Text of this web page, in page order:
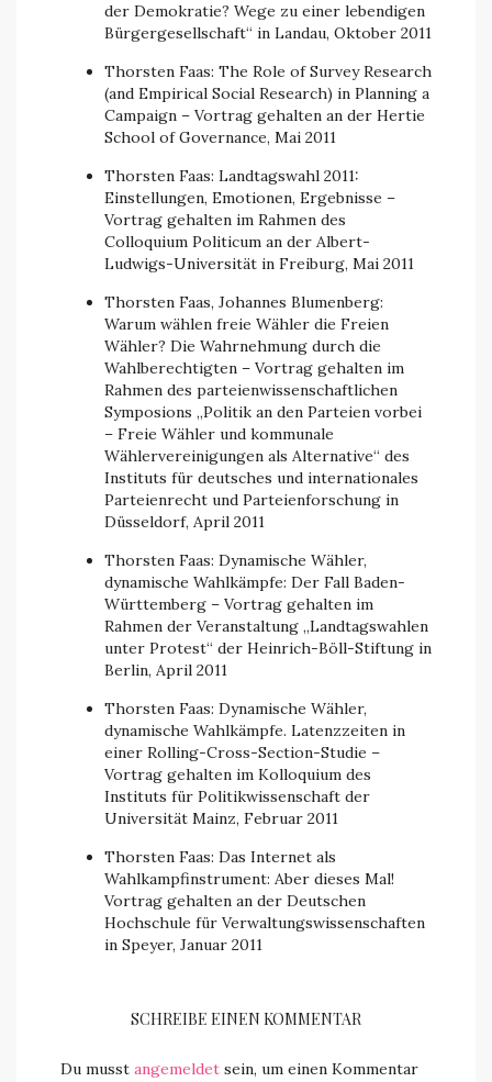
der Demokratie? Wege zu einer lebendigen
Bürgergesellschaft“ in Landau, Oktober 2011
Thorsten Faas: The Role of Survey Research
(and Empirical Social Research) in Planning a
Campaign – Vortrag gehalten an der Hertie
School of Governance, Mai 2011
Thorsten Faas: Landtagswahl 2011:
Einstellungen, Emotionen, Ergebnisse –
Vortrag gehalten im Rahmen des
Colloquium Politicum an der Albert-
Ludwigs-Universität in Freiburg, Mai 2011
Thorsten Faas, Johannes Blumenberg:
Warum wählen freie Wähler die Freien
Wähler? Die Wahrnehmung durch die
Wahlberechtigten – Vortrag gehalten im
Rahmen des parteienwissenschaftlichen
Symposions „Politik an den Parteien vorbei
– Freie Wähler und kommunale
Wählervereinigungen als Alternative“ des
Instituts für deutsches und internationales
Parteienrecht und Parteienforschung in
Düsseldorf, April 2011
Thorsten Faas: Dynamische Wähler,
dynamische Wahlkämpfe: Der Fall Baden-
Württemberg – Vortrag gehalten im
Rahmen der Veranstaltung „Landtagswahlen
unter Protest“ der Heinrich-Böll-Stiftung in
Berlin, April 2011
Thorsten Faas: Dynamische Wähler,
dynamische Wahlkämpfe. Latenzzeiten in
einer Rolling-Cross-Section-Studie –
Vortrag gehalten im Kolloquium des
Instituts für Politikwissenschaft der
Universität Mainz, Februar 2011
Thorsten Faas: Das Internet als
Wahlkampfinstrument: Aber dieses Mal!
Vortrag gehalten an der Deutschen
Hochschule für Verwaltungswissenschaften
in Speyer, Januar 2011
SCHREIBE EINEN KOMMENTAR
Du musst angemeldet sein, um einen Kommentar